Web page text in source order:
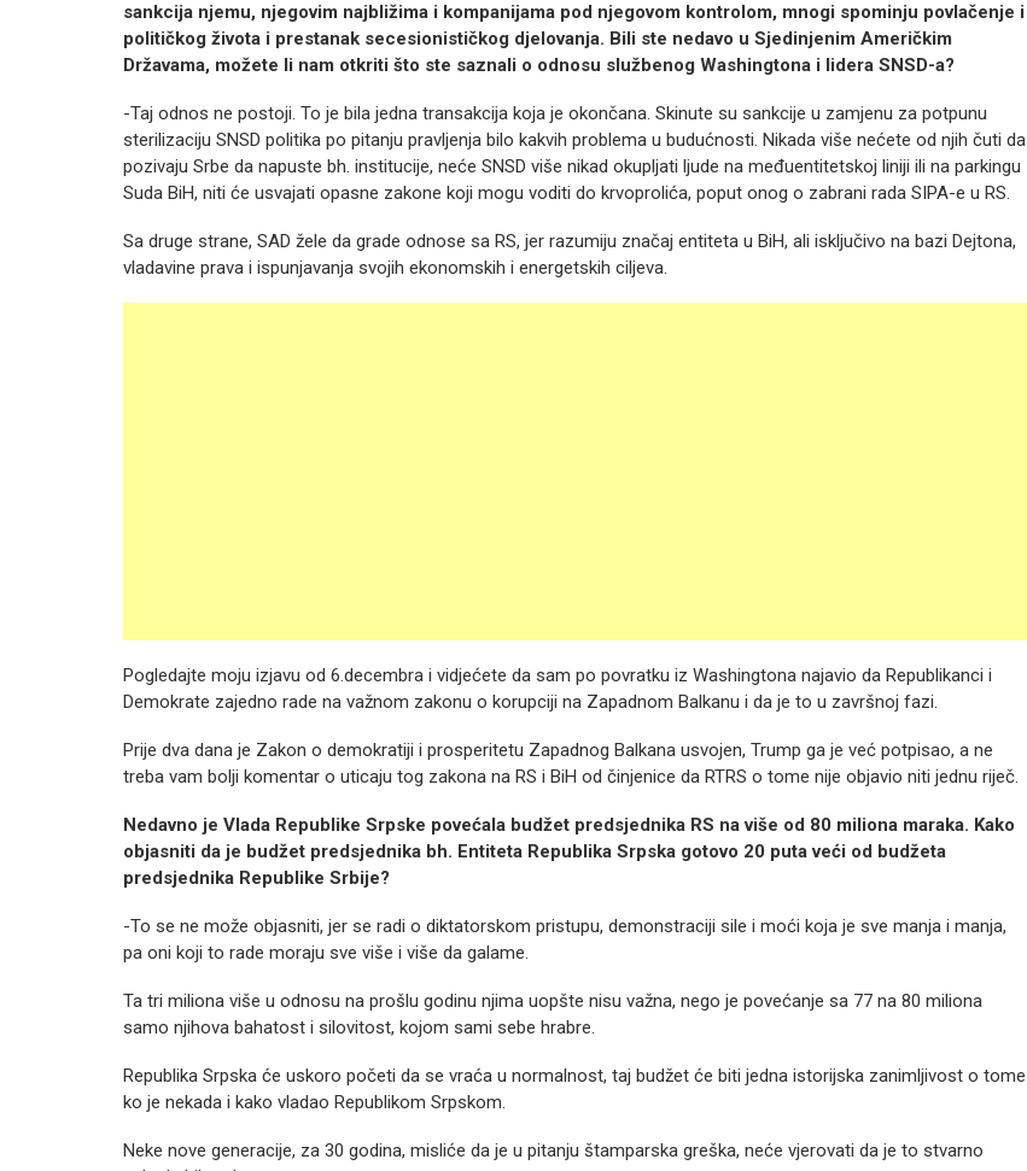
sankcija njemu, njegovim najbližima i kompanijama pod njegovom kontrolom, mnogi spominju povlačenje i
političkog života i prestanak secesionističkog djelovanja. Bili ste nedavo u Sjedinjenim Američkim
Državama, možete li nam otkriti što ste saznali o odnosu službenog Washingtona i lidera SNSD-a?
-Taj odnos ne postoji. To je bila jedna transakcija koja je okončana. Skinute su sankcije u zamjenu za potpunu
sterilizaciju SNSD politika po pitanju pravljenja bilo kakvih problema u budućnosti. Nikada više nećete od njih čuti da
pozivaju Srbe da napuste bh. institucije, neće SNSD više nikad okupljati ljude na međuentitetskoj liniji ili na parkingu
Suda BiH, niti će usvajati opasne zakone koji mogu voditi do krvoprolića, poput onog o zabrani rada SIPA-e u RS.
Sa druge strane, SAD žele da grade odnose sa RS, jer razumiju značaj entiteta u BiH, ali isključivo na bazi Dejtona,
vladavine prava i ispunjavanja svojih ekonomskih i energetskih ciljeva.
Pogledajte moju izjavu od 6.decembra i vidjećete da sam po povratku iz Washingtona najavio da Republikanci i
Demokrate zajedno rade na važnom zakonu o korupciji na Zapadnom Balkanu i da je to u završnoj fazi.
Prije dva dana je Zakon o demokratiji i prosperitetu Zapadnog Balkana usvojen, Trump ga je već potpisao, a ne
treba vam bolji komentar o uticaju tog zakona na RS i BiH od činjenice da RTRS o tome nije objavio niti jednu riječ.
Nedavno je Vlada Republike Srpske povećala budžet predsjednika RS na više od 80 miliona maraka. Kako
objasniti da je budžet predsjednika bh. Entiteta Republika Srpska gotovo 20 puta veći od budžeta
predsjednika Republike Srbije?
-To se ne može objasniti, jer se radi o diktatorskom pristupu, demonstraciji sile i moći koja je sve manja i manja,
pa oni koji to rade moraju sve više i više da galame.
Ta tri miliona više u odnosu na prošlu godinu njima uopšte nisu važna, nego je povećanje sa 77 na 80 miliona
samo njihova bahatost i silovitost, kojom sami sebe hrabre.
Republika Srpska će uskoro početi da se vraća u normalnost, taj budžet će biti jedna istorijska zanimljivost o tome
ko je nekada i kako vladao Republikom Srpskom.
Neke nove generacije, za 30 godina, misliće da je u pitanju štamparska greška, neće vjerovati da je to stvarno